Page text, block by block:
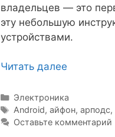
владельцев — это
эту небольшую
устройствами.
Читать далее
Рубрики
Электроника
Метки
Android, айфон, арподс,
Оставьте комментарий